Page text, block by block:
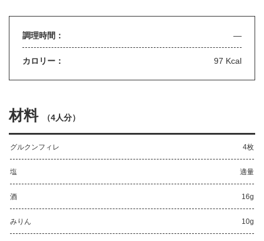
調理時間： —
カロリー： 97 Kcal
材料 （4人分）
グルクンフィレ 4枚
塩 適量
酒 16g
みりん 10g